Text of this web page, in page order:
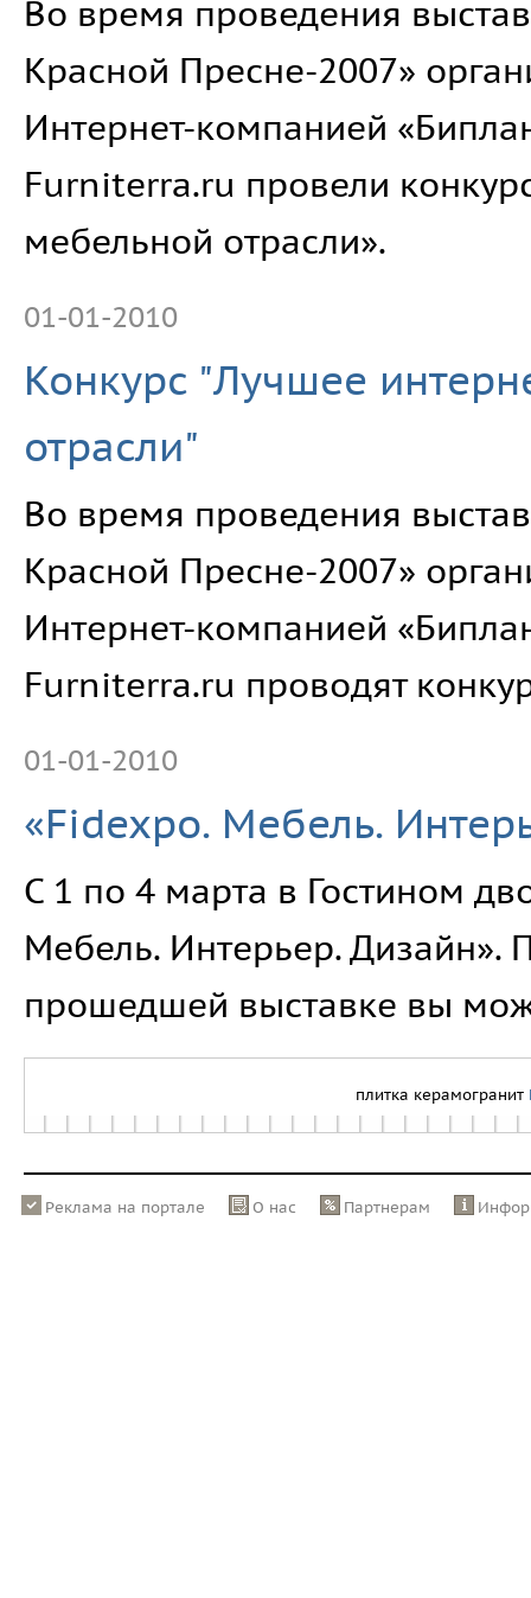
Во время проведения
Красной Пресне-2007»
Интернет-компанией
Furniterra.ru провели
мебельной отрасли».
01-01-2010
Конкурс "Лучшее
отрасли"
Во время проведения
Красной Пресне-2007»
Интернет-компанией
Furniterra.ru проводят
01-01-2010
«Fidexpo. Мебель.
С 1 по 4 марта в Гостином
Мебель. Интерьер. Дизайн».
прошедшей выставке вы
плитка керамогранит
Реклама на портале О нас Партнерам